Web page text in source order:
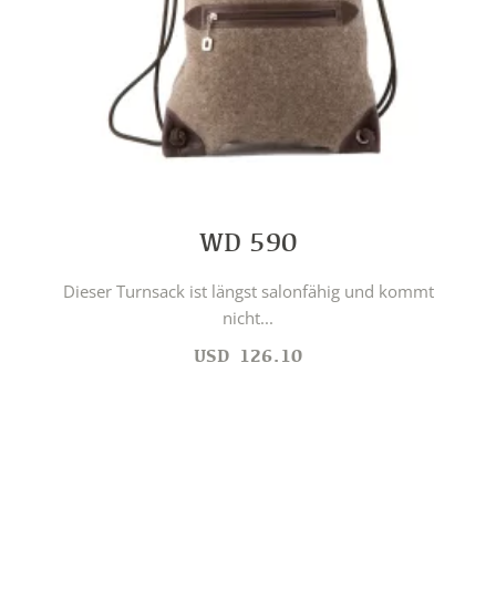
WD 590
Dieser Turnsack ist längst salonfähig und kommt
nicht...
USD 126.10